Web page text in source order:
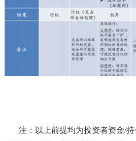
注：以上前提均为投资者资金/